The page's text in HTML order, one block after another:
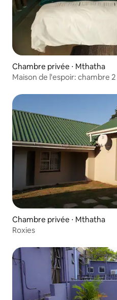
Chambre privée ⋅ Mthatha
Maison de l'espoir: chambre 2
Chambre privée ⋅ Mthatha
Roxies